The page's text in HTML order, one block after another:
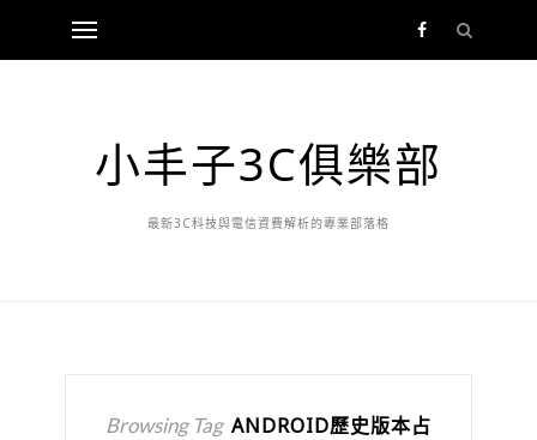
小丰子3C俱樂部
最新3C科技與電信資費解析的專業部落格
Browsing Tag ANDROID歷史版本占